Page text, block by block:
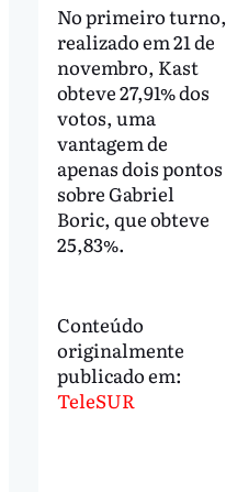
No primeiro turno,
realizado em 21 de
novembro, Kast
obteve 27,91% dos
votos, uma
vantagem de
apenas dois pontos
sobre Gabriel
Boric, que obteve
25,83%.
Conteúdo
originalmente
publicado em:
TeleSUR